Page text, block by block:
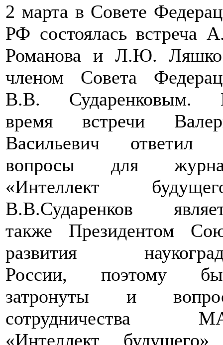
2 марта в Совете
РФ состоялась встреча
Романова и Л.Ю.
членом Совета
В.В. Сударенковым.
время встречи
Васильевич ответил
вопросы для
«Интеллект
В.В.Сударенков
также Президентом
развития
России, поэтому
затронуты и
сотрудничества
«Интеллект